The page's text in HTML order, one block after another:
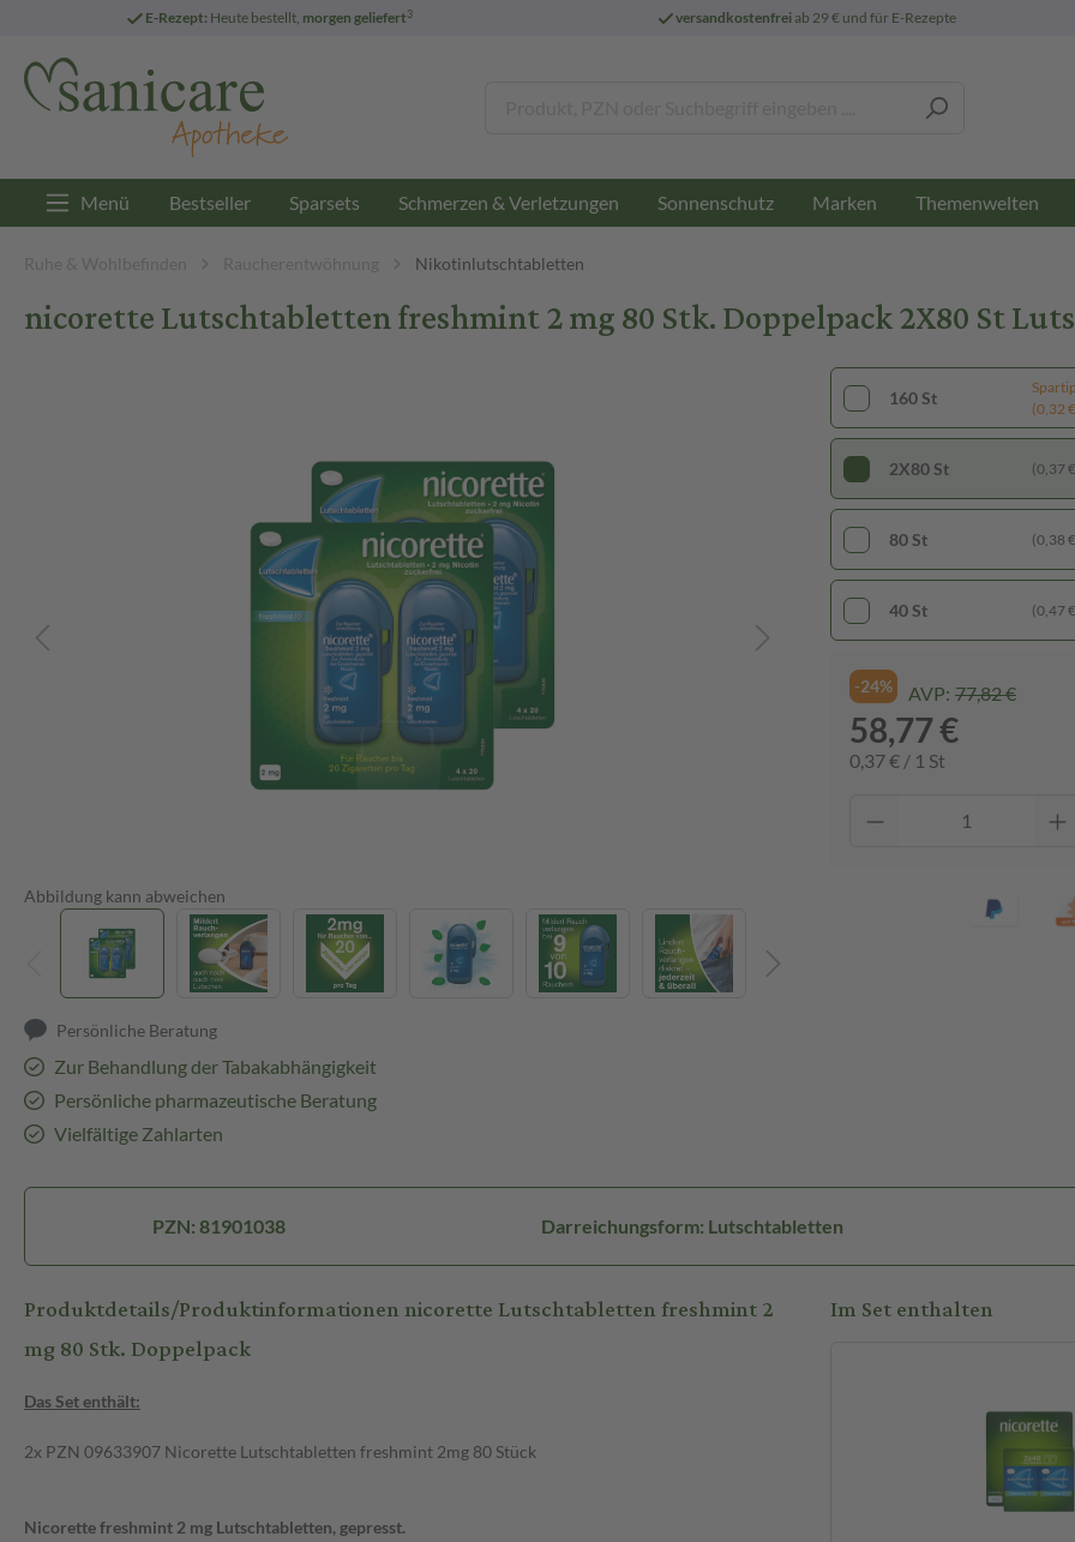
E-Rezept: Heute bestellt, morgen geliefert3 versandkostenfreiab 29 € und für E-Rezepte
Menü Bestseller Sparsets Schmerzen & Verletzungen Sonnenschutz Marken Themenwelten
Ruhe & Wohlbefinden Raucherentwöhnung Nikotinlutschtabletten
nicorette Lutschtabletten freshmint 2 mg 80 Stk. Doppelpack 2X80 St
Abbildung kann abweichen
Persönliche Beratung
Zur Behandlung der Tabakabhängigkeit
Persönliche pharmazeutische Beratung
Vielfältige Zahlarten
160 St
(0,32
2X80 St (0,37
80 St (0,38
40 St (0,47
-24% AVP: 77,82 €
58,77 €
0,37 € / 1 St
PZN: 81901038 Darreichungsform: Lutschtabletten
Produktdetails/Produktinformationen nicorette Lutschtabletten freshmint 2
mg 80 Stk. Doppelpack
Das Set enthält:
2x PZN 09633907 Nicorette Lutschtabletten freshmint 2mg 80 Stück
Nicorette freshmint 2 mg Lutschtabletten, gepresst.
Im Set enthalten